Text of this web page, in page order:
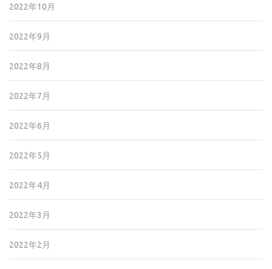
2022年10月
2022年9月
2022年8月
2022年7月
2022年6月
2022年5月
2022年4月
2022年3月
2022年2月